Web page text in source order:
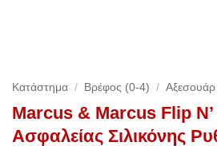
Κατάστημα / Βρέφος (0-4) / Αξεσουάρ
Marcus & Marcus Flip N’
Ασφαλείας Σιλικόνης